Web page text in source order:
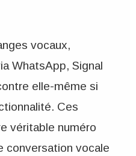
vocaux,
WhatsApp, Signal
elle-même si
Ces
véritable numéro
conversation vocale